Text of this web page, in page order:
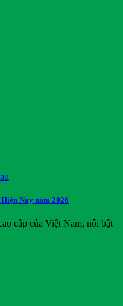
Nay năm 2026
cấp của Việt Nam, nổi bật